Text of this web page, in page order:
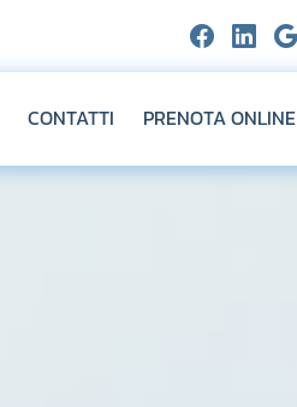
CONTATTI PRENOTA ONLINE